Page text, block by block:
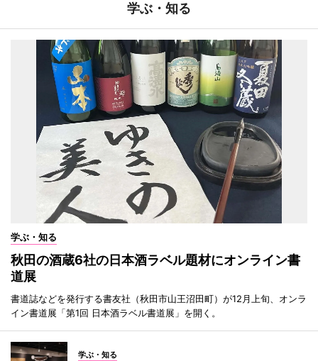
学ぶ・知る
学ぶ・知る
秋田の酒蔵6社の日本酒ラベル題材にオンライン書
道展
書道誌などを発行する書友社（秋田市山王沼田町）が12月上旬、オンラ
イン書道展「第1回 日本酒ラベル書道展」を開く。
学ぶ・知る